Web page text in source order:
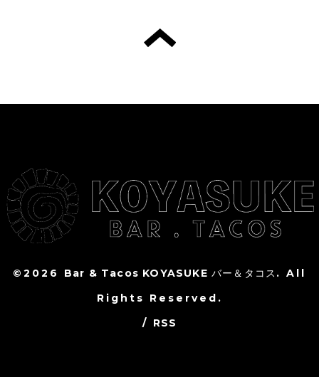
©2026 Bar & Tacos KOYASUKE バー＆タコス . All
Rights Reserved.
/ RSS